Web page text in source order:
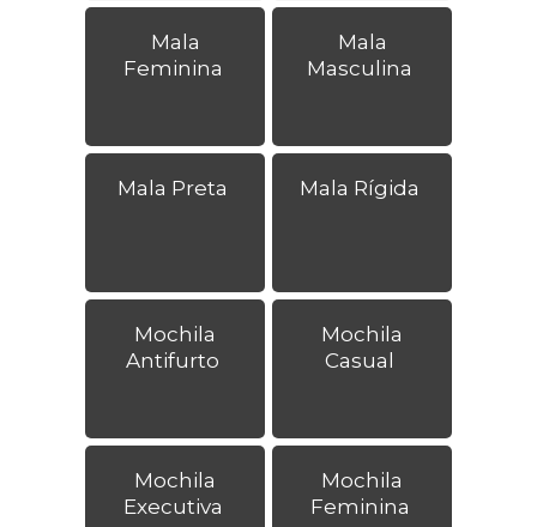
Mala
Feminina
Mala
Masculina
Mala Preta Mala Rígida
Mochila
Antifurto
Mochila
Casual
Mochila
Executiva
Mochila
Feminina